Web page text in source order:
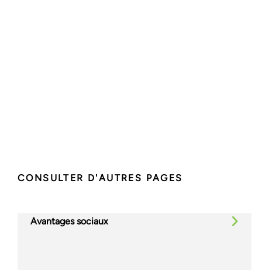
CONSULTER D'AUTRES PAGES
Avantages sociaux